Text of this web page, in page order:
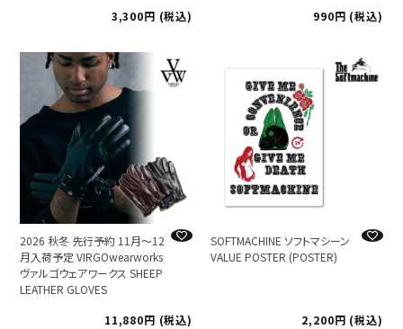
3,300
税込
990
税込
2026 秋冬 先行予約 11月～12
月入荷予定 VIRGOwearworks
ヴァルゴウェアワークス SHEEP
LEATHER GLOVES
11,880
税込
SOFTMACHINE ソフトマシーン
VALUE POSTER (POSTER)
2,200 税込